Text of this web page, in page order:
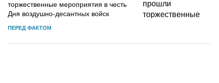
торжественные мероприятия в честь
Дня воздушно-десантных войск
ПЕРЕД ФАКТОМ